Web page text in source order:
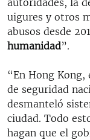
uigures y otros
abusos desde
humanidad”.
“En Hong
de seguridad
desmanteló
ciudad. Todo
hagan que el